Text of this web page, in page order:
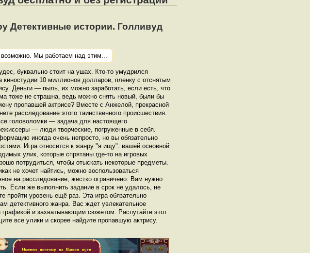
Детективные истории. Голливуд
Мы работаем над этим...
буквально стоит на ушах. Кто-то умудрился
киностудии 10 миллионов долларов, пленку с отснятым
Деньги — пыль, их можно заработать, если есть, что
тоже не страшна, ведь можно снять новый, были бы
пропавшей актрисе? Вместе с Анжелой, прекрасной
расследование этого таинственного происшествия.
головоломки — задача для настоящего
— люди творческие, погруженные в себя.
иногда очень непросто, но вы обязательно
Игра относится к жанру "я ищу": вашей основной
улик, которые спрятаны где-то на игровых
потрудиться, чтобы отыскать некоторые предметы.
не хочет найтись, можно воспользоваться
на расследование, жестко ограничено. Вам нужно
Если же выполнить задание в срок не удалось, не
пройти уровень ещё раз. Эта игра обязательно
детективного жанра. Вас ждет увлекательное
графикой и захватывающим сюжетом. Распутайте этот
все улики и скорее найдите пропавшую актрису.